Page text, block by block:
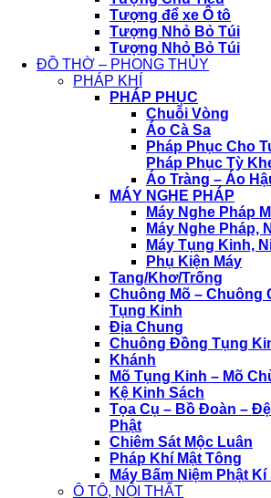
Tượng để xe Ô tô
Tượng Nhỏ Bỏ Túi
Tượng Nhỏ Bỏ Túi
ĐỒ THỜ – PHONG THỦY
PHÁP KHÍ
PHÁP PHỤC
Chuỗi Vòng
Áo Cà Sa
Pháp Phục Cho
Pháp Phục Tỳ
Áo Tràng – Áo
MÁY NGHE PHÁP
Máy Nghe Pháp
Máy Nghe Pháp,
Máy Tụng Kinh,
Phụ Kiện Máy
Tang/Khơ/Trống
Chuông Mõ – Chuông
Tụng Kinh
Địa Chung
Chuông Đồng Tụng
Khánh
Mõ Tụng Kinh – Mõ
Kệ Kinh Sách
Tọa Cụ – Bồ Đoàn –
Phật
Chiêm Sát Mộc Luân
Pháp Khí Mật Tông
Máy Bấm Niệm Phật Kí
Ô TÔ, NỘI THẤT